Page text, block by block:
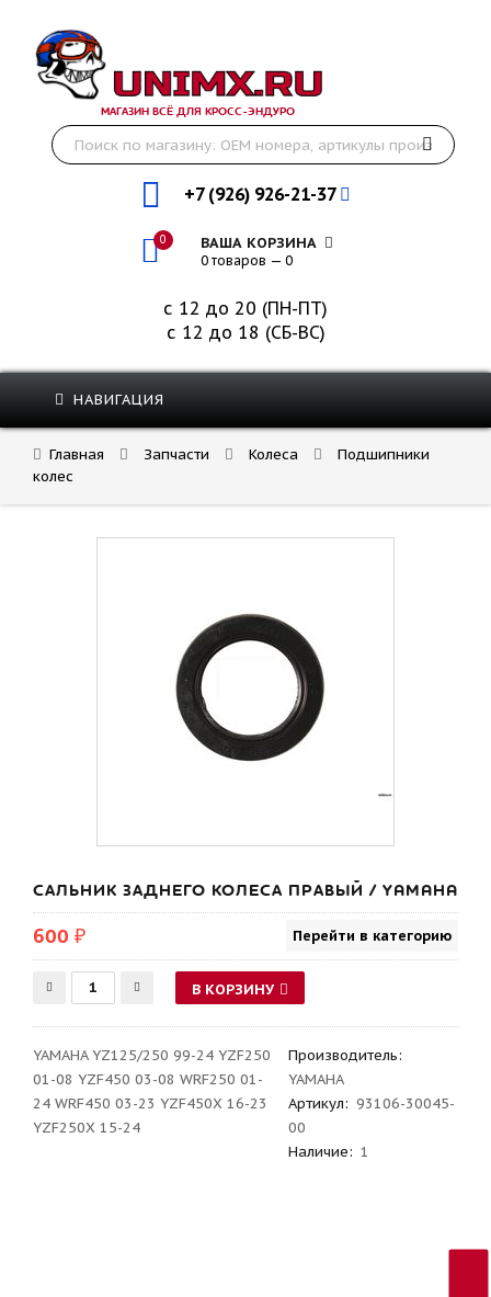
МАГАЗИН ВСЁ ДЛЯ КРОСС-ЭНДУРО
+7 (926) 926-21-37
0 ВАША КОРЗИНА
0 товаров — 0
с 12 до 20 (ПН-ПТ)
с 12 до 18 (СБ-ВС)
НАВИГАЦИЯ
Главная Запчасти Колеса
Подшипники
колес
САЛЬНИК ЗАДНЕГО КОЛЕСА ПРАВЫЙ / YAMAHA
600 ₽ Перейти в категорию
В КОРЗИНУ
YAMAHA YZ125/250 99-24 YZF250
01-08 YZF450 03-08 WRF250 01-
24 WRF450 03-23 YZF450X 16-23
YZF250X 15-24
Производитель:
YAMAHA
Артикул: 93106-30045-
00
Наличие: 1